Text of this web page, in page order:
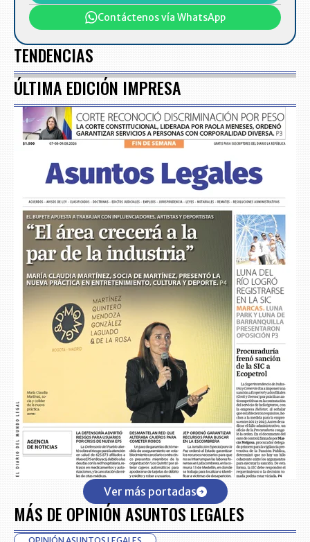
Contáctenos vía WhatsApp
TENDENCIAS
ÚLTIMA EDICIÓN IMPRESA
Ver más portadas
MÁS DE OPINIÓN ASUNTOS LEGALES